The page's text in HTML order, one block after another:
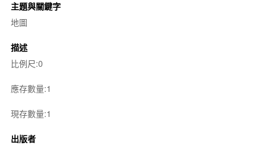
主題與關鍵字
地圖
描述
比例尺:0
應存數量:1
現存數量:1
出版者